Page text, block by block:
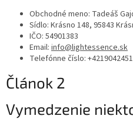
Obchodné meno: Tadeáš
Sídlo: Krásno 148, 95843
IČO: 54901383
Email: info@lightessence.sk
Telefónne číslo:
Článok 2
Vymedzenie